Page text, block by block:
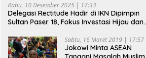
Rabu, 10 Desember 2025 | 17:33
Delegasi Rectitude Hadir di IKN Dipimpin
Sultan Paser 18, Fokus Investasi Hijau dan
Sabtu, 16 Maret 2019 | 17:57
Jokowi Minta ASEAN